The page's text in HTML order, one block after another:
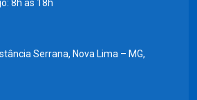
8h às 18h
Serrana, Nova Lima – MG,